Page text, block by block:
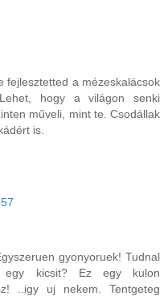
fejlesztetted a mézeskalácsok
hogy a világon senki
műveli, mint te. Csodállak
is.
gyonyoruek! Tudnal
egy kicsit? Ez egy kulon
..igy uj nekem. Tentgeteg